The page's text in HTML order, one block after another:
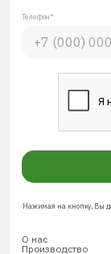
Телефон*
Нажимая на кнопку, Вы
О нас
Производство